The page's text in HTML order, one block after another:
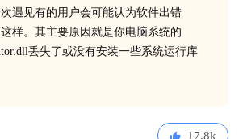
遇见有的用户会可能认为软件出错
样。其主要原因就是你电脑系统的
丢失了或没有安装一些系统运行库
17.8k